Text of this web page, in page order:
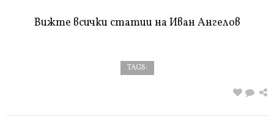
Вижте всички статии на Иван Ангелов
TAGS: